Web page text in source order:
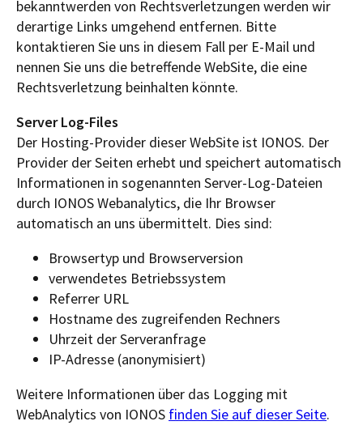
bekanntwerden von Rechtsverletzungen werden wir
derartige Links umgehend entfernen. Bitte
kontaktieren Sie uns in diesem Fall per E-Mail und
nennen Sie uns die betreffende WebSite, die eine
Rechtsverletzung beinhalten könnte.
Server Log-Files
Der Hosting-Provider dieser WebSite ist IONOS. Der
Provider der Seiten erhebt und speichert automatisch
Informationen in sogenannten Server-Log-Dateien
durch IONOS Webanalytics, die Ihr Browser
automatisch an uns übermittelt. Dies sind:
Browsertyp und Browserversion
verwendetes Betriebssystem
Referrer URL
Hostname des zugreifenden Rechners
Uhrzeit der Serveranfrage
IP-Adresse (anonymisiert)
Weitere Informationen über das Logging mit
WebAnalytics von IONOS finden Sie auf dieser Seite.